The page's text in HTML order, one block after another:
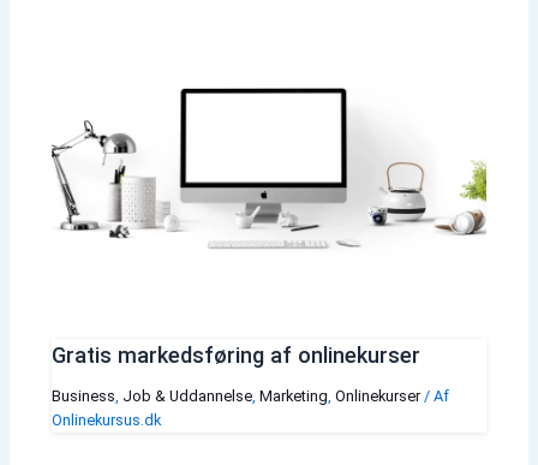
Gratis markedsføring af onlinekurser
Business Job & Uddannelse, Marketing Onlinekurser/ Af
Onlinekursus.dk